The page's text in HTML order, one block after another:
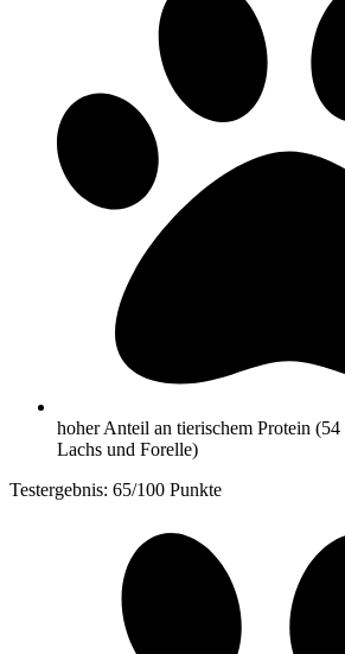
hoher Anteil an tierischem Protein
Lachs und Forelle)
Testergebnis: 65/100 Punkte